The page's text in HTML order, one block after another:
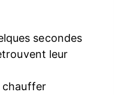
secondes
leur
chauffer